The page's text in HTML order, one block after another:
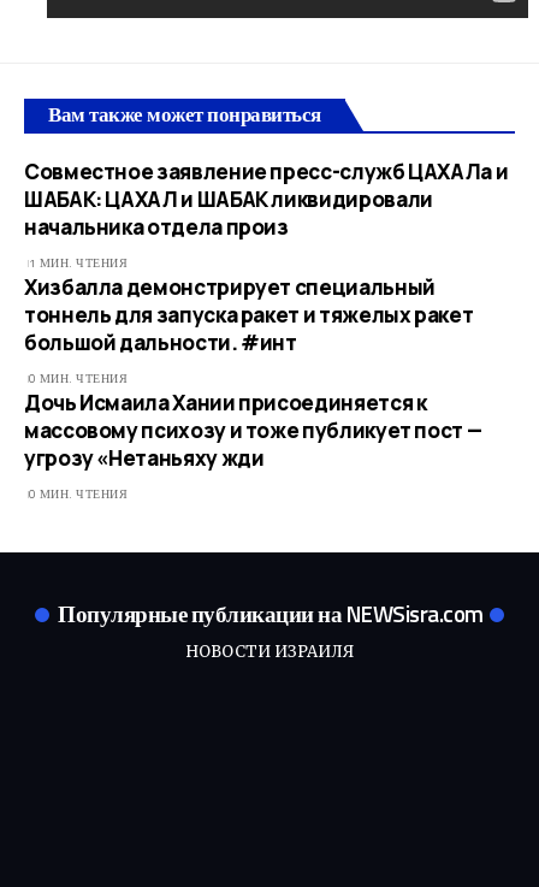
Вам также может понравиться
Совместное заявление пресс-служб ЦАХАЛа и
ШАБАК: ЦАХАЛ и ШАБАК ликвидировали
начальника отдела произ
1 МИН. ЧТЕНИЯ
Хизбалла демонстрирует специальный
тоннель для запуска ракет и тяжелых ракет
большой дальности. #инт
0 МИН. ЧТЕНИЯ
Дочь Исмаила Хании присоединяется к
массовому психозу и тоже публикует пост —
угрозу «Нетаньяху жди
0 МИН. ЧТЕНИЯ
Популярные публикации на NEWSisra.com
НОВОСТИ ИЗРАИЛЯ